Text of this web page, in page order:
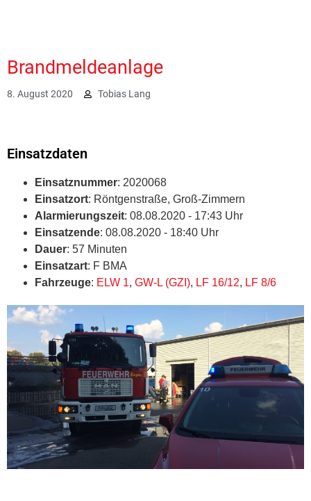
Brandmeldeanlage
8. August 2020 Tobias Lang
Einsatzdaten
Einsatznummer: 2020068
Einsatzort: Röntgenstraße, Groß-Zimmern
Alarmierungszeit: 08.08.2020 - 17:43 Uhr
Einsatzende: 08.08.2020 - 18:40 Uhr
Dauer: 57 Minuten
Einsatzart: F BMA
Fahrzeuge: ELW 1, GW-L (GZI), LF 16/12, LF 8/6